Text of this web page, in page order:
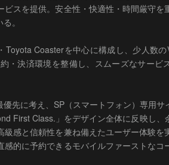
スを提供。安全性・快適性・時間厳守を
。
Coasterを中心に構成し、少人数
・決済環境を整備し、スムーズなサービ
先に考え、SP（スマートフォン）専用サ
First Class.」をデザイン全体に反映し、
感と信頼性を兼ね備えたユーザー体験を
的に予約できるモバイルファーストなコ